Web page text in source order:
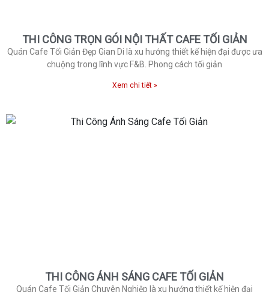
THI CÔNG TRỌN GÓI NỘI THẤT CAFE TỐI GIẢN
Quán Cafe Tối Giản Đẹp Gian Di là xu hướng thiết kế hiện đại được ưa
chuộng trong lĩnh vực F&B. Phong cách tối giản
Xem chi tiết »
THI CÔNG ÁNH SÁNG CAFE TỐI GIẢN
Quán Cafe Tối Giản Chuyên Nghiệp là xu hướng thiết kế hiện đại